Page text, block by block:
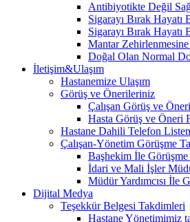
Antibiyotikte Değil
Sigarayı Bırak Hayatı
Sigarayı Bırak Hayatı
Mantar
Doğal Olan Normal
İletişim&Ulaşım
Hastanemize Ulaşım
Görüş ve Önerileriniz
Çalışan Görüş ve
Hasta Görüş ve Öneri
Hastane Dahili Telefon
Çalışan-Yönetim Görüşme
Başhekim İle Görüşme
İdari ve Mali İşler
Müdür Yardımcısı İle
Dijital Medya
Teşekkür Belgesi Takdimleri
Hastane Yönetimimiz